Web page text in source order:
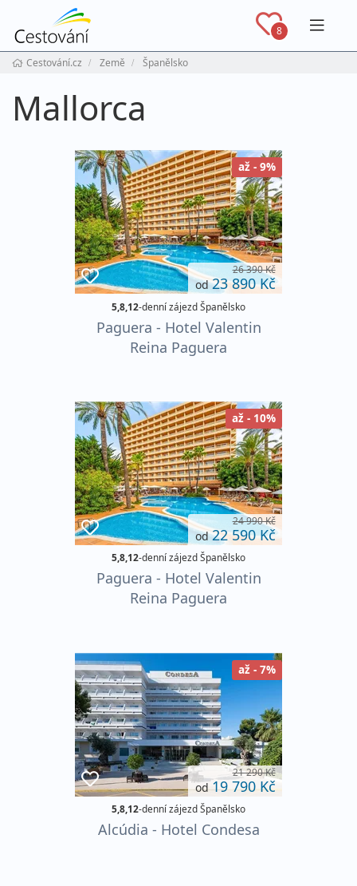
8
Cestování.cz Země Španělsko
Mallorca
až - 9%
26 390 Kč
od23 890 Kč
5,8,12-denní zájezd Španělsko
Paguera - Hotel Valentin
Reina Paguera
až - 10%
24 990 Kč
od22 590 Kč
5,8,12-denní zájezd Španělsko
Paguera - Hotel Valentin
Reina Paguera
až - 7%
21 290 Kč
od19 790 Kč
5,8,12-denní zájezd Španělsko
Alcúdia - Hotel Condesa